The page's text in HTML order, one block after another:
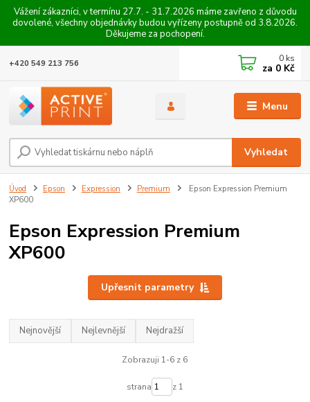
Vážení zákazníci, v termínu 27.7. - 31.7.2026 máme zavřeno z důvodu
dovolené, všechny objednávky budou vyřízeny postupně od 3.8.2026.
Děkujeme za pochopení.
Menu
Vyhledat
+420 549 213 756 0 ks
za 0 Kč
Úvod Epson Expression Premium
Epson Expression Premium
XP600
Epson Expression Premium
XP600
Upřesnit parametry
Nejnovější Nejlevnější Nejdražší
Zobrazuji 1-6 z 6
strana z 1